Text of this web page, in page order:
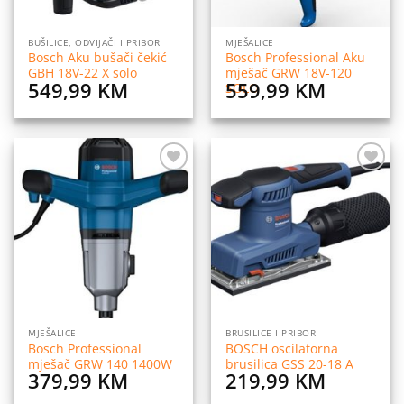
BUŠILICE, ODVIJAČI I PRIBOR
Bosch Aku bušači čekić
GBH 18V-22 X solo
549,99 KM
MJEŠALICE
Bosch Professional Aku
mješač GRW 18V-120
SOLO
559,99 KM
Dodaj
na
MJEŠALICE
Bosch Professional
mješač GRW 140 1400W
379,99 KM
na
listu
želja
BRUSILICE I PRIBOR
BOSCH oscilatorna
brusilica GSS 20-18 A
219,99 KM